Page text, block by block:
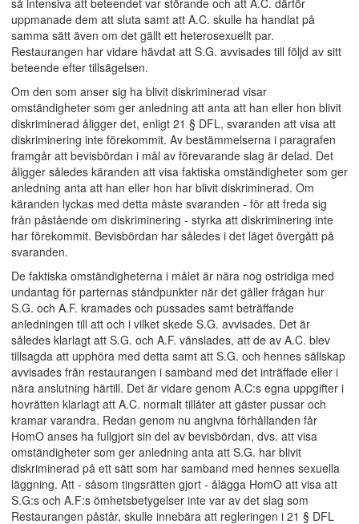
så intensiva att beteendet var störande och att A.C. därför
uppmanade dem att sluta samt att A.C. skulle ha handlat på
samma sätt även om det gällt ett heterosexuellt par.
Restaurangen har vidare hävdat att S.G. avvisades till följd av sitt
beteende efter tillsägelsen.
Om den som anser sig ha blivit diskriminerad visar
omständigheter som ger anledning att anta att han eller hon blivit
diskriminerad åligger det, enligt 21 § DFL, svaranden att visa att
diskriminering inte förekommit. Av bestämmelserna i paragrafen
framgår att bevisbördan i mål av förevarande slag är delad. Det
åligger således käranden att visa faktiska omständigheter som ger
anledning anta att han eller hon har blivit diskriminerad. Om
käranden lyckas med detta måste svaranden - för att freda sig
från påstående om diskriminering - styrka att diskriminering inte
har förekommit. Bevisbördan har således i det läget övergått på
svaranden.
De faktiska omständigheterna i målet är nära nog ostridiga med
undantag för parternas ståndpunkter när det gäller frågan hur
S.G. och A.F. kramades och pussades samt beträffande
anledningen till att och i vilket skede S.G. avvisades. Det är
således klarlagt att S.G. och A.F. vänslades, att de av A.C. blev
tillsagda att upphöra med detta samt att S.G. och hennes sällskap
avvisades från restaurangen i samband med det inträffade eller i
nära anslutning härtill. Det är vidare genom A.C:s egna uppgifter i
hovrätten klarlagt att A.C. normalt tillåter att gäster pussar och
kramar varandra. Redan genom nu angivna förhållanden får
HomO anses ha fullgjort sin del av bevisbördan, dvs. att visa
omständigheter som ger anledning anta att S.G. har blivit
diskriminerad på ett sätt som har samband med hennes sexuella
läggning. Att - såsom tingsrätten gjort - ålägga HomO att visa att
S.G:s och A.F:s ömhetsbetygelser inte var av det slag som
Restaurangen påstår, skulle innebära att regleringen i 21 § DFL